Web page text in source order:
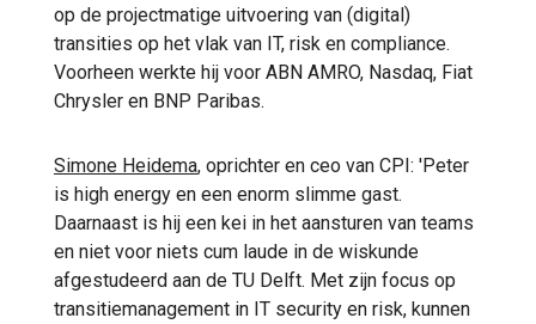
op de projectmatige uitvoering van (digital)
transities op het vlak van IT, risk en compliance.
Voorheen werkte hij voor ABN AMRO, Nasdaq, Fiat
Chrysler en BNP Paribas.
Simone Heidema, oprichter en ceo van CPI: 'Peter
is high energy en een enorm slimme gast.
Daarnaast is hij een kei in het aansturen van teams
en niet voor niets cum laude in de wiskunde
afgestudeerd aan de TU Delft. Met zijn focus op
transitiemanagement in IT security en risk, kunnen